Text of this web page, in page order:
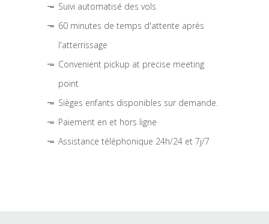
Suivi automatisé des vols
60 minutes de temps d'attente après
l'atterrissage
Convenient pickup at precise meeting
point
Sièges enfants disponibles sur demande.
Paiement en et hors ligne
Assistance téléphonique 24h/24 et 7j/7